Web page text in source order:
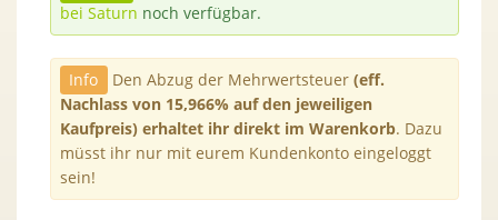
bei Saturn noch verfügbar.
Info Den Abzug der Mehrwertsteuer (eff.
Nachlass von 15,966% auf den jeweiligen
Kaufpreis) erhaltet ihr direkt im Warenkorb. Dazu
müsst ihr nur mit eurem Kundenkonto eingeloggt
sein!